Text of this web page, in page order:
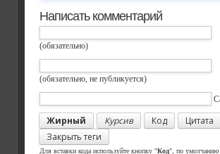
Написать комментарий
(обязательно)
(обязательно, не публикуется)
Жирный Курсив Код Цитата
Закрыть теги
Для вставки кода используйте кнопку "Код", по умолчанию